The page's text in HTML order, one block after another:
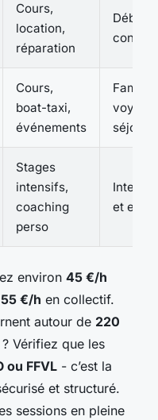
Cours,
location,
réparation
Cours,
boat-taxi,
événements
séjour
Stages
intensifs,
coaching
perso
et
environ 45 €/h
55 €/h en collectif.
autour de 220
Vérifiez que les
ou FFVL - c’est la
et structuré.
sessions en pleine